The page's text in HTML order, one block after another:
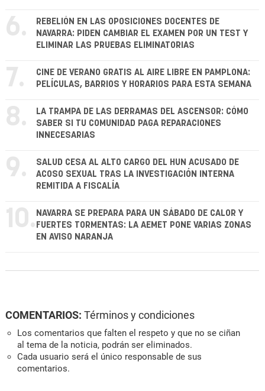
6.
REBELIÓN EN LAS OPOSICIONES DOCENTES DE
NAVARRA: PIDEN CAMBIAR EL EXAMEN POR UN TEST Y
ELIMINAR LAS PRUEBAS ELIMINATORIAS
7.
CINE DE VERANO GRATIS AL AIRE LIBRE EN PAMPLONA:
PELÍCULAS, BARRIOS Y HORARIOS PARA ESTA SEMANA
8.
LA TRAMPA DE LAS DERRAMAS DEL ASCENSOR: CÓMO
SABER SI TU COMUNIDAD PAGA REPARACIONES
INNECESARIAS
9.
SALUD CESA AL ALTO CARGO DEL HUN ACUSADO DE
ACOSO SEXUAL TRAS LA INVESTIGACIÓN INTERNA
REMITIDA A FISCALÍA
10. NAVARRA SE PREPARA PARA UN SÁBADO DE CALOR Y
FUERTES TORMENTAS: LA AEMET PONE VARIAS ZONAS
EN AVISO NARANJA
COMENTARIOS: Términos y condiciones
Los comentarios que falten el respeto y que no se ciñan
al tema de la noticia, podrán ser eliminados.
Cada usuario será el único responsable de sus
comentarios.